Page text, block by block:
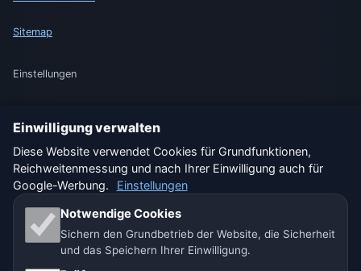
Sitemap
Einstellungen
Unsere Wetterseiten:
🇨🇿 Tschechien 🇭🇷 Kroatien 🇧🇬 Bulgarien
Einwilligung verwalten
Diese Website verwendet Cookies für Grundfunktionen,
Reichweitenmessung und nach Ihrer Einwilligung auch für
Google-Werbung.
Einstellungen
Notwendige Cookies
Sichern den Grundbetrieb der Website, die Sicherheit
und das Speichern Ihrer Einwilligung.